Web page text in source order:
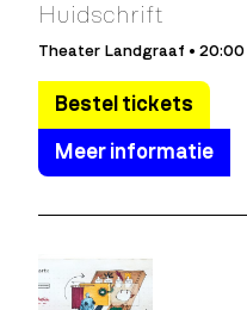
Huidschrift
Theater Landgraaf • 20:00
Bestel tickets
Meer informatie